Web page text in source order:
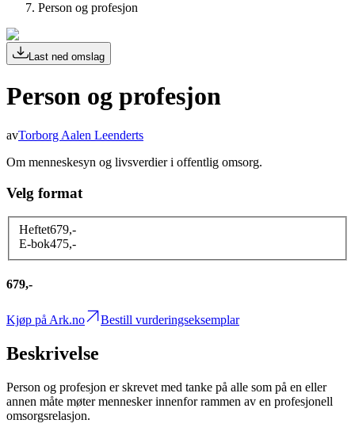
Person og profesjon
Last ned omslag
Person og profesjon
avTorborg Aalen Leenderts
Om menneskesyn og livsverdier i offentlig omsorg.
Velg format
Heftet679,-
E-bok475,-
679,-
Kjøp på Ark.no Bestill vurderingseksemplar
Beskrivelse
Person og profesjon er skrevet med tanke på alle som på en eller
annen måte møter mennesker innenfor rammen av en profesjonell
omsorgsrelasjon.